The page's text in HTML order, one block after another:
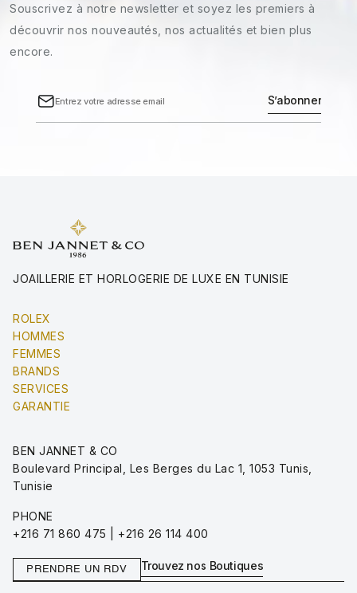
Souscrivez à notre newsletter et soyez les premiers à
découvrir nos nouveautés, nos actualités et bien plus
encore.
JOAILLERIE ET HORLOGERIE DE LUXE EN TUNISIE
ROLEX
HOMMES
FEMMES
BRANDS
SERVICES
GARANTIE
BEN JANNET & CO
Boulevard Principal, Les Berges du Lac 1, 1053 Tunis,
Tunisie
PHONE
+216 71 860 475 | +216 26 114 400
PRENDRE UN RDV Trouvez nos Boutiques